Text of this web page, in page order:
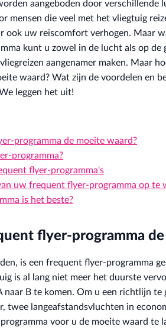
aangeboden door verschillende
mensen die veel met het vliegtuig
ook uw reiscomfort verhogen. Maar
kunt u zowel in de lucht als op de
aangenamer maken. Maar
waard? Wat zijn de voordelen en
leggen het uit!
programma de moeite waard?
programma?
flyer-programma's
uw frequent flyer-programma op te
is het beste?
flyer-programma
is een frequent flyer-programma
is al lang niet meer het duurste
naar B te komen. Om u een richtlijn te
twee langeafstandsvluchten in
voor u de moeite waard te